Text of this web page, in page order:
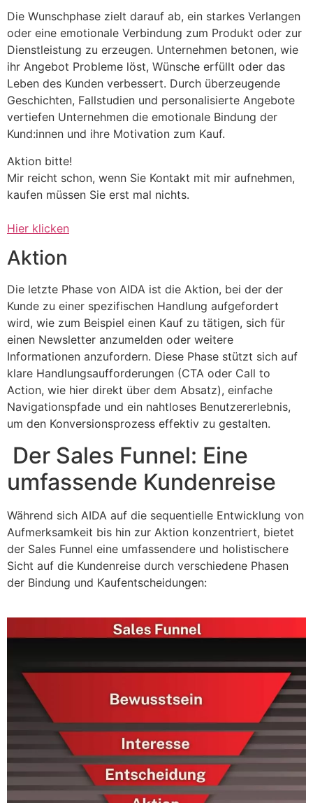
Die Wunschphase zielt darauf ab, ein starkes Verlangen
oder eine emotionale Verbindung zum Produkt oder zur
Dienstleistung zu erzeugen. Unternehmen betonen, wie
ihr Angebot Probleme löst, Wünsche erfüllt oder das
Leben des Kunden verbessert. Durch überzeugende
Geschichten, Fallstudien und personalisierte Angebote
vertiefen Unternehmen die emotionale Bindung der
Kund:innen und ihre Motivation zum Kauf.
Aktion bitte!
Mir reicht schon, wenn Sie Kontakt mit mir aufnehmen,
kaufen müssen Sie erst mal nichts.
Hier klicken
Aktion
Die letzte Phase von AIDA ist die Aktion, bei der der
Kunde zu einer spezifischen Handlung aufgefordert
wird, wie zum Beispiel einen Kauf zu tätigen, sich für
einen Newsletter anzumelden oder weitere
Informationen anzufordern. Diese Phase stützt sich auf
klare Handlungsaufforderungen (CTA oder Call to
Action, wie hier direkt über dem Absatz), einfache
Navigationspfade und ein nahtloses Benutzererlebnis,
um den Konversionsprozess effektiv zu gestalten.
Der Sales Funnel: Eine
umfassende Kundenreise
Während sich AIDA auf die sequentielle Entwicklung von
Aufmerksamkeit bis hin zur Aktion konzentriert, bietet
der Sales Funnel eine umfassendere und holistischere
Sicht auf die Kundenreise durch verschiedene Phasen
der Bindung und Kaufentscheidungen: